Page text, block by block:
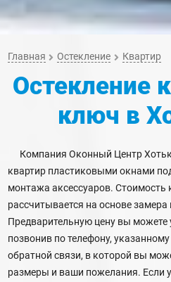
Главная Остекление Квартир
Остекление
ключ в
Компания Оконный Центр
квартир пластиковыми окнами
монтажа аксессуаров. Стоимость
рассчитывается на основе
Предварительную цену вы можете
позвонив по телефону,
обратной связи, в которой вы
размеры и ваши пожелания. Если